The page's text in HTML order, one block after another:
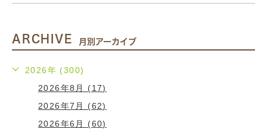
ARCHIVE 月別アーカイブ
2026年 (300)
2026年8月 (17)
2026年7月 (62)
2026年6月 (60)